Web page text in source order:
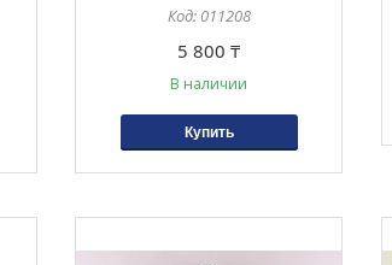
011208
5 800 ₸
В наличии
Купить